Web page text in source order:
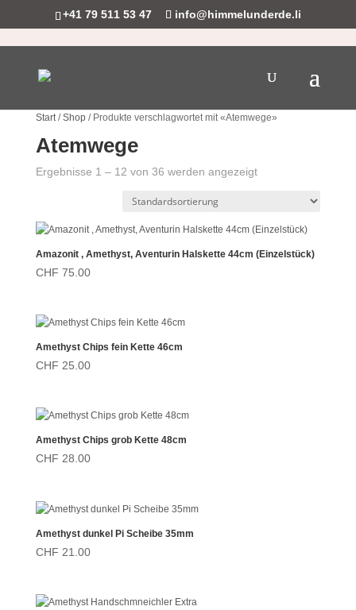
+41 79 511 53 47 info@himmelunderde.li
Start/Shop/ Produkte verschlagwortet mit «Atemwege»
Atemwege
Ergebnisse 1 – 12 von 36 werden angezeigt
Amazonit , Amethyst, Aventurin Halskette 44cm (Einzelstück)
CHF 75.00
Amethyst Chips fein Kette 46cm
CHF 25.00
Amethyst Chips grob Kette 48cm
CHF 28.00
Amethyst dunkel Pi Scheibe 35mm
CHF 21.00